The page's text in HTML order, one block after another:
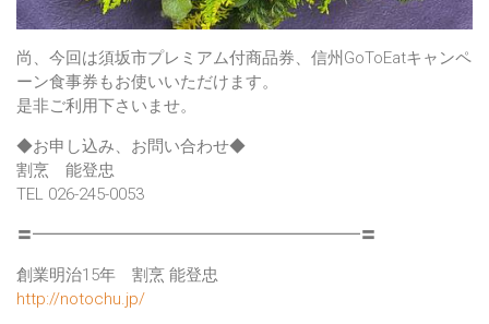
尚、今回は須坂市プレミアム付商品券、信州GoToEatキャンペ
ーン食事券もお使いいただけます。
是非ご利用下さいませ。
◆お申し込み、お問い合わせ◆
割烹 能登忠
TEL 026-245-0053
〓━━━━━━━━━━━━━━━━━━━━〓
創業明治15年 割烹 能登忠
http://notochu.jp/